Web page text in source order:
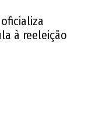
à reeleição